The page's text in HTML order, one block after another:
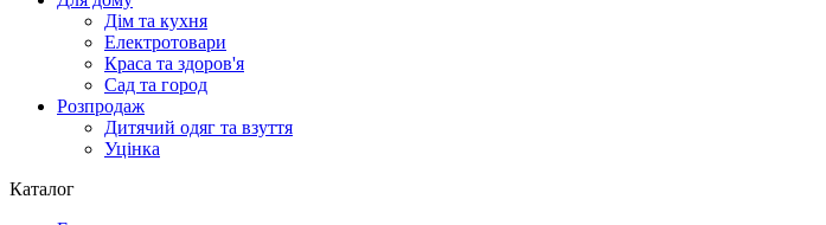
Дім та кухня
Електротовари
Краса та здоров'я
Сад та город
Розпродаж
Дитячий одяг та взуття
Уцінка
Каталог